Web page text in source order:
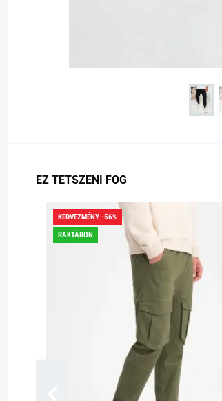
EZ TETSZENI FOG
KEDVEZMÉNY -56%
RAKTÁRON